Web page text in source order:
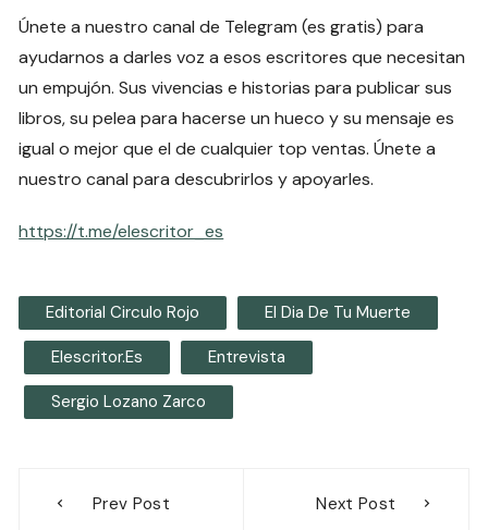
Únete a nuestro canal de Telegram (es gratis) para
ayudarnos a darles voz a esos escritores que necesitan
un empujón. Sus vivencias e historias para publicar sus
libros, su pelea para hacerse un hueco y su mensaje es
igual o mejor que el de cualquier top ventas. Únete a
nuestro canal para descubrirlos y apoyarles.
https://t.me/elescritor_es
Editorial Circulo Rojo El Dia De Tu Muerte
Elescritor.es Entrevista
Sergio Lozano Zarco
Prev Post Next Post